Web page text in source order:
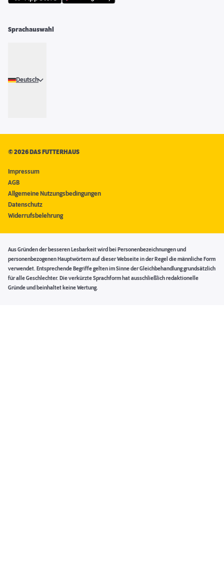
Sprachauswahl
Deutsch
©2026 DAS FUTTERHAUS
Impressum
AGB
Allgemeine Nutzungsbedingungen
Datenschutz
Widerrufsbelehrung
Aus Gründen der besseren Lesbarkeit wird bei Personenbezeichnungen und
personenbezogenen Hauptwörtern auf dieser Webseite in der Regel die männliche Form
verwendet. Entsprechende Begriffe gelten im Sinne der Gleichbehandlung grundsätzlich
für alle Geschlechter. Die verkürzte Sprachform hat ausschließlich redaktionelle
Gründe und beinhaltet keine Wertung.